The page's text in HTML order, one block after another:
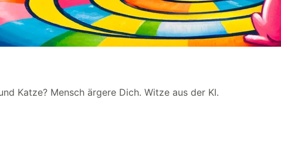
Katze? Mensch ärgere Dich. Witze aus der KI.